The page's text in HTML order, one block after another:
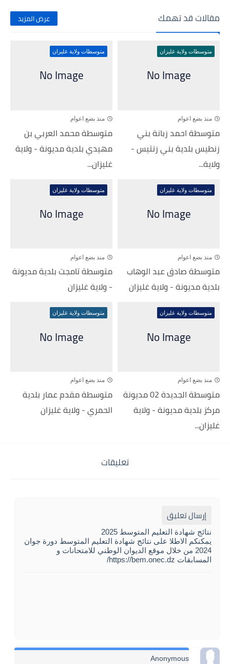
مقالات قد تهمك عرض المزيد
متوسطات ولاية غليزان
منذ بضع اعوام
متوسطة احمد زبانة بني
زنطيس بلدية بني زنتيس -
ولاية...
متوسطات ولاية غليزان
منذ بضع اعوام
متوسطة محمد العربي بن
مهيدي بلدية مديونة - ولاية
غليزان...
متوسطات ولاية غليزان
منذ بضع اعوام
متوسطة صادق عبد الوهاب
بلدية مديونة - ولاية غليزان
متوسطات ولاية غليزان
منذ بضع اعوام
متوسطة تامجت بلدية مديونة
- ولاية غليزان
متوسطات ولاية غليزان
منذ بضع اعوام
متوسطة الجديدة 02 مديونة
مركز بلدية مديونة - ولاية
غليزان...
متوسطات ولاية غليزان
منذ بضع اعوام
متوسطة مقدم عمار بلدية
الحمري - ولاية غليزان
تعليقات
إرسال تعليق
نتائج شهادة التعليم المتوسط 2025
يمكنكم الاطلا على نتائج شهادة التعليم المتوسط دورة جوان
2024 من خلال موقع الديوان الوطني للامتحانات و
المسابقات https://bem.onec.dz/
Anonymous